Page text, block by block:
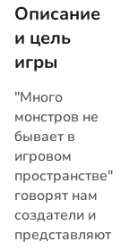
Описание
и цель
игры
"Много
монстров не
бывает в
игровом
пространстве"
говорят нам
создатели и
представляют